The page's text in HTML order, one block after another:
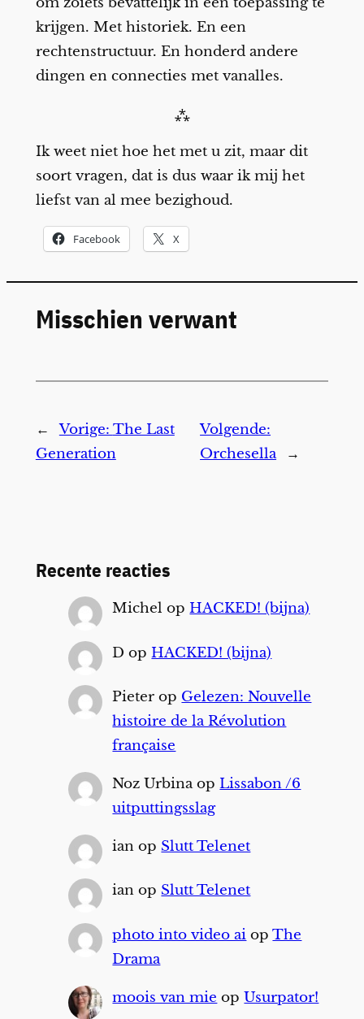
krijgen. Met historiek. En een
rechtenstructuur. En honderd andere
dingen en connecties met vanalles.
⁂
Ik weet niet hoe het met u zit, maar dit
soort vragen, dat is dus waar ik mij het
liefst van al mee bezighoud.
Facebook X
Misschien verwant
← Vorige: The Last
Generation
Volgende:
Orchesella
→
Recente reacties
Michel opHACKED! (bijna)
D opHACKED! (bijna)
Pieter op Gelezen: Nouvelle
histoire de la Révolution
française
Noz UrbinaopLissabon /6
uitputtingsslag
ian op Slutt Telenet
ian op Slutt Telenet
photo into video ai opThe
Drama
moois van mie opUsurpator!